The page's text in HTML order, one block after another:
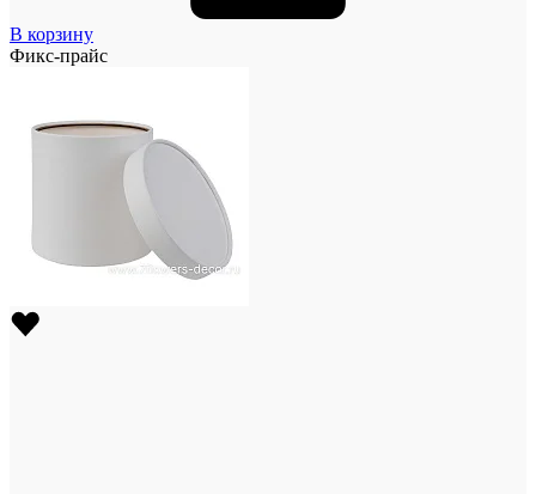
В корзину
Фикс-прайс